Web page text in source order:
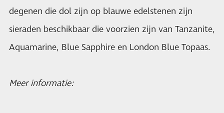
degenen die dol zijn op blauwe edelstenen zijn
sieraden beschikbaar die voorzien zijn van Tanzanite,
Aquamarine, Blue Sapphire en London Blue Topaas.
Meer informatie: